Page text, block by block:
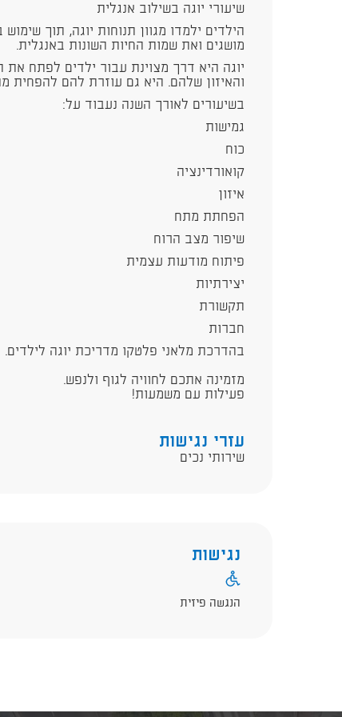
שיעורי יוגה בשילוב אנגלית
הילדים ילמדו מגוון תנוחות יוגה, תוך
מושגים ואת שמות החיות השונות באנגלית.
יוגה היא דרך מצוינת עבור ילדים לפתח את
והאיזון שלהם. היא גם עוזרת להם
בשיעורים לאורך השנה נעבוד על:
גמישות
כוח
קואורדינציה
איזון
הפחתת מתח
שיפור מצב הרוח
פיתוח מודעות עצמית
יצירתיות
תקשורת
חברות
בהדרכת מלאני פלטקו מדריכת יוגה לילדים.
מזמינה אתכם לחוויה לגוף ולנפש.
פעילות עם משמעות!
עזרי נגישות
שירותי נכים
נגישות
הנגשה פיזית